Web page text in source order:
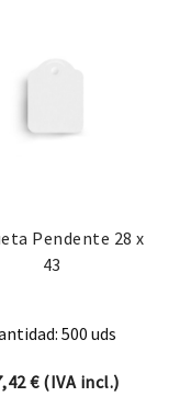
Pendente 28 x
43
500 uds
€(IVA incl.)